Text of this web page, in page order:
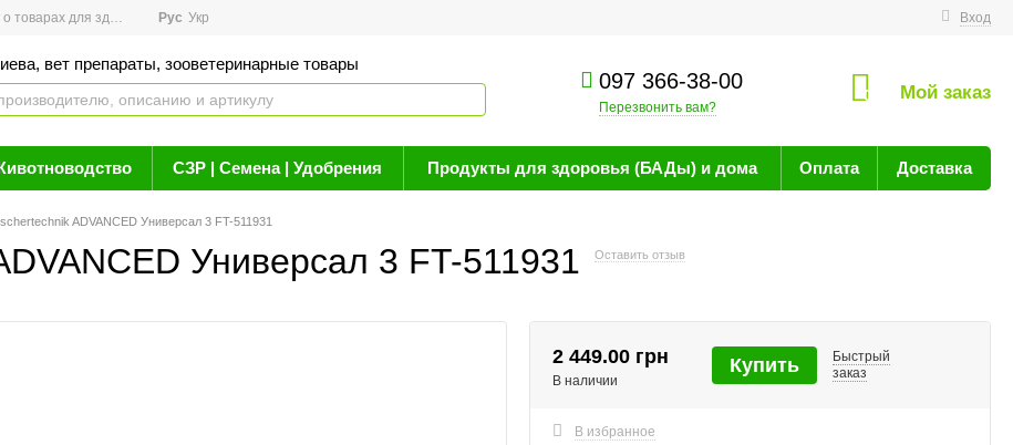
для здоровья Новости Вход
Рус Укр
вет препараты, зооветеринарные товары
097 366-38-00
Перезвонить вам?
0 Мой заказ
СЗР | Семена | Удобрения Продукты для здоровья (БАДы) и дома Оплата Доставка
ADVANCED Универсал 3 FT-511931
Универсал 3 FT-511931 Оставить отзыв
2 449.00 грн
В наличии
Купить
Быстрый
заказ
В избранное